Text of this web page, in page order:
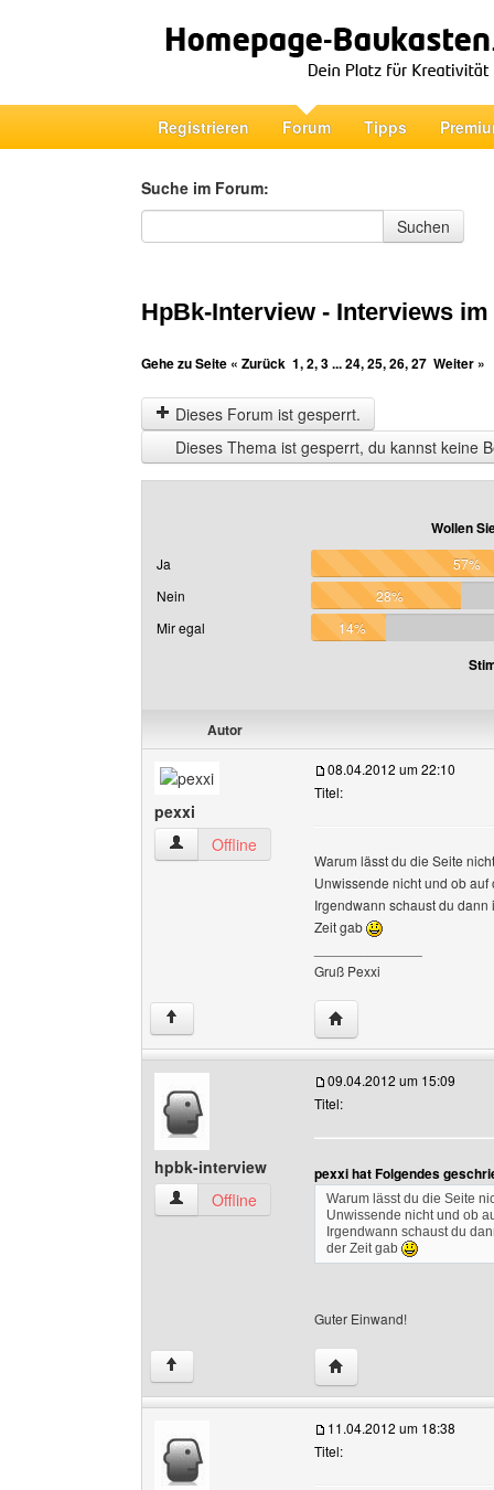
Registrieren Forum Tipps
Suche im Forum:
Suche im Forum
Suchen
HpBk-Interview - Interviews
Gehe zu Seite « Zurück 1,2,3...24,25,26,27 Weiter »
Dieses Forum ist gesperrt.
Dieses Thema ist gesperrt, du kannst keine
Wollen
Ja
57%
Nein
28%
Mir egal
14%
Autor
pexxi
pexxi Benutzer-Profile anzeigen
Offline
08.04.2012 um 22:10
Titel:
Warum lässt du die Seite
Unwissende nicht und ob
Irgendwann schaust du
Zeit gab
Gruß Pexxi
↑ Website dieses
hpbk-interview
hpbk-interview Benutzer-Profile anzeigen
Offline
09.04.2012 um 15:09
Titel:
pexxi hat Folgendes
Warum lässt du die Seite
Unwissende nicht und ob
Irgendwann schaust du
der Zeit gab
Guter Einwand!
↑ Website dieses
11.04.2012 um 18:38
Titel: